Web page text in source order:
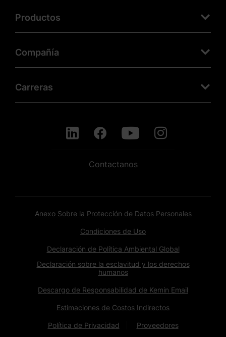
Productos
Compañía
Carreras
Contactanos
Anexo Sobre la Protección de Datos Personales
Condiciones de Uso
Declaración de Política Ambiental Global
Declaración sobre la esclavitud y los derechos
humanos
Descargo de Responsabilidad de Kemin Email
Estimaciones de Costos Indirectos
Política de Privacidad Proveedores